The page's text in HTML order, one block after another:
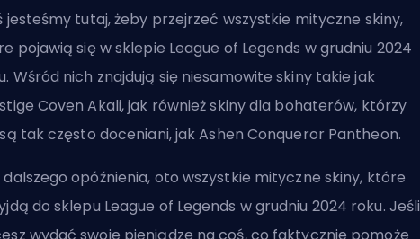
jesteśmy tutaj, żeby przejrzeć wszystkie mityczne skiny,
pojawią się w sklepie League of Legends w grudniu 2024
Wśród nich znajdują się niesamowiteskinytakie jak
Coven Akali, jak również skiny dla bohaterów, którzy
tak często doceniani, jak Ashen Conqueror Pantheon.
dalszego opóźnienia, oto wszystkie mityczne skiny, które
do sklepu League of Legends w grudniu 2024 roku. Jeśli